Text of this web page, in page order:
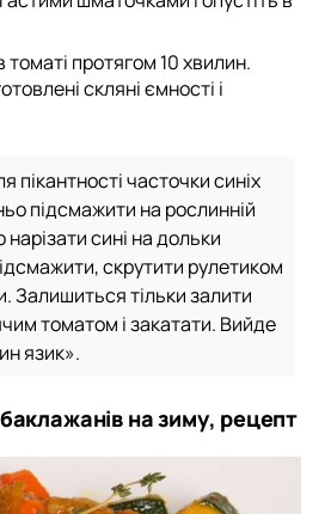
томаті протягом 10 хвилин.
скляні ємності і
пікантності часточки синіх
підсмажити на рослинній
нарізати сині на дольки
скрутити рулетиком
Залишиться тільки залити
томатом і закатати. Вийде
язик».
баклажанів на зиму, рецепт